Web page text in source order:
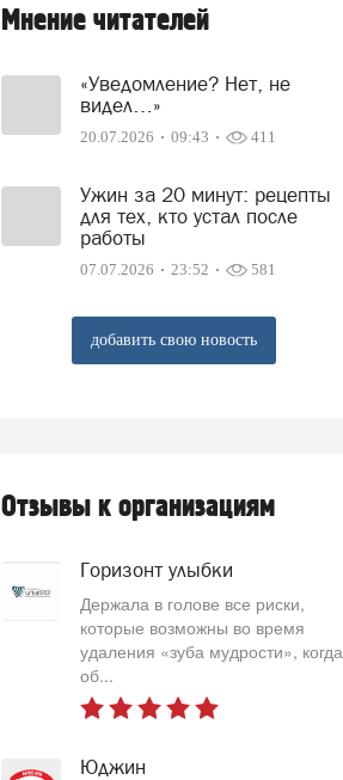
Мнение читателей
«Уведомление? Нет, не
видел…»
20.07.2026 09:43 411
Ужин за 20 минут: рецепты
для тех, кто устал после
работы
07.07.2026 23:52 581
добавить свою новость
Отзывы к организациям
Горизонт улыбки
Держала в голове все риски,
которые возможны во время
удаления «зуба мудрости», когда
об...
Юджин